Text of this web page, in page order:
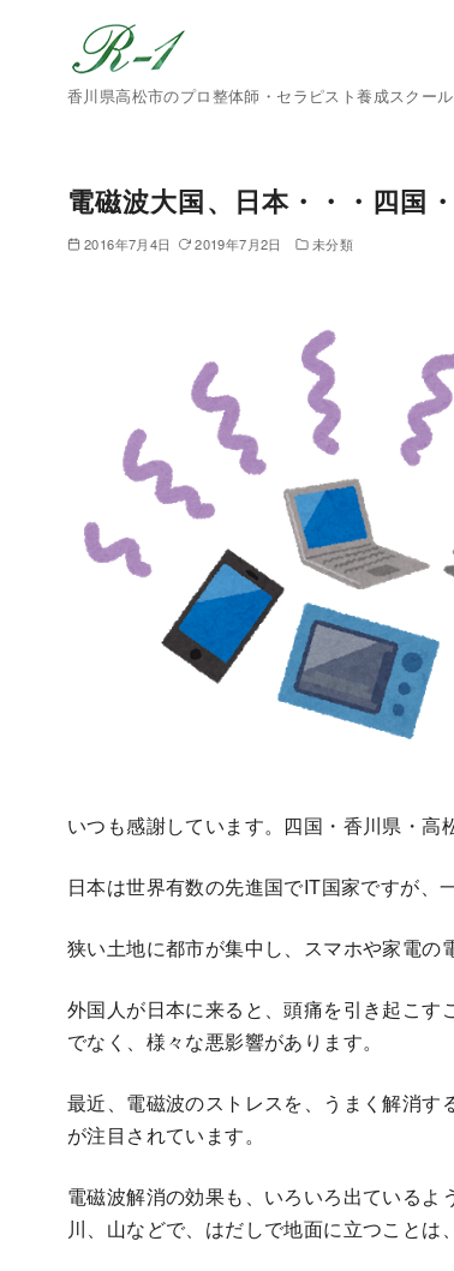
香川県高松市のプロ整体師・セラピスト養成スクー
電磁波大国、日本・・・四国
2016年7月4日 2019年7月2日 未分類
いつも感謝しています。四国・香川県・高
日本は世界有数の先進国でIT国家ですが、
狭い土地に都市が集中し、スマホや家電の
外国人が日本に来ると、頭痛を引き起こ
でなく、様々な悪影響があります。
最近、電磁波のストレスを、うまく解消
が注目されています。
電磁波解消の効果も、いろいろ出ている
川、山などで、はだしで地面に立つことは